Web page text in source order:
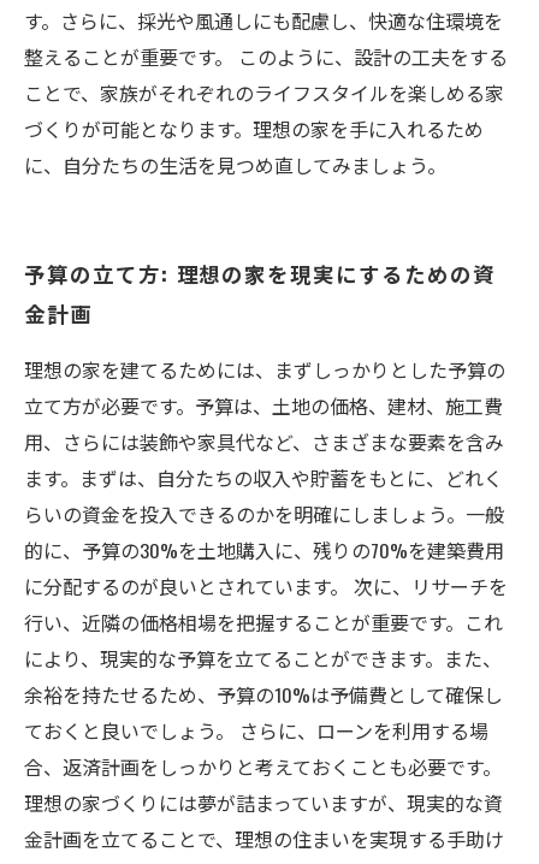
す。さらに、採光や風通しにも配慮し、快適な住環境を
整えることが重要です。 このように、設計の工夫をする
ことで、家族がそれぞれのライフスタイルを楽しめる家
づくりが可能となります。理想の家を手に入れるため
に、自分たちの生活を見つめ直してみましょう。
予算の立て方: 理想の家を現実にするための資
金計画
理想の家を建てるためには、まずしっかりとした予算の
立て方が必要です。予算は、土地の価格、建材、施工費
用、さらには装飾や家具代など、さまざまな要素を含み
ます。まずは、自分たちの収入や貯蓄をもとに、どれく
らいの資金を投入できるのかを明確にしましょう。一般
的に、予算の30%を土地購入に、残りの70%を建築費用
に分配するのが良いとされています。 次に、リサーチを
行い、近隣の価格相場を把握することが重要です。これ
により、現実的な予算を立てることができます。また、
余裕を持たせるため、予算の10%は予備費として確保し
ておくと良いでしょう。 さらに、ローンを利用する場
合、返済計画をしっかりと考えておくことも必要です。
理想の家づくりには夢が詰まっていますが、現実的な資
金計画を立てることで、理想の住まいを実現する手助け